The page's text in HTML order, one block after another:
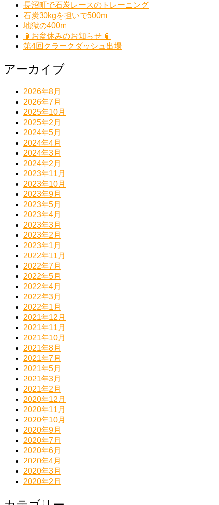
長沼町で石炭レースのトレーニング
石炭30kgを担いで500m
地獄の400m
🏮お盆休みのお知らせ 🏮
第4回クラークダッシュ出場
アーカイブ
2026年8月
2026年7月
2025年10月
2025年2月
2024年5月
2024年4月
2024年3月
2024年2月
2023年11月
2023年10月
2023年9月
2023年5月
2023年4月
2023年3月
2023年2月
2023年1月
2022年11月
2022年7月
2022年5月
2022年4月
2022年3月
2022年1月
2021年12月
2021年11月
2021年10月
2021年8月
2021年7月
2021年5月
2021年3月
2021年2月
2020年12月
2020年11月
2020年10月
2020年9月
2020年7月
2020年6月
2020年4月
2020年3月
2020年2月